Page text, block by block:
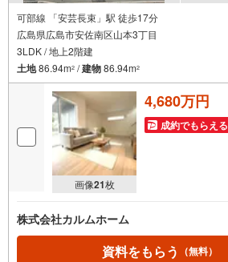
可部線 「安芸長束」駅 徒歩17分
広島県広島市安佐南区山本3丁目
3LDK / 地上2階建
土地86.94m2 /建物86.94m2
画像21枚
4,680万円
成約でもらえる
株式会社カルムホーム
資料をもらう （無料）